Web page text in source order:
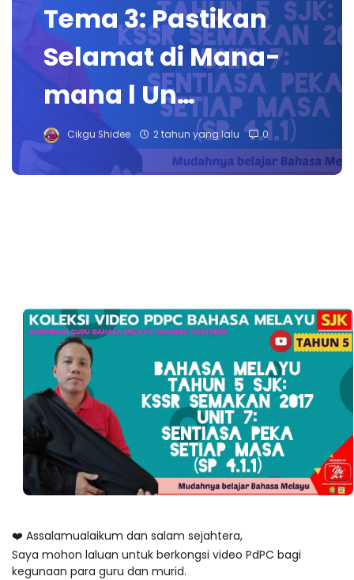
Tema 3: Pastikan
Selamat di Mana-
mana l Un…
Cikgu Shidee 2 tahun yang lalu 0
❤️ Assalamualaikum dan salam sejahtera,
Saya mohon laluan untuk berkongsi video PdPC bagi
kegunaan para guru dan murid.